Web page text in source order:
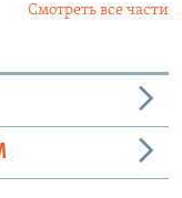
Смотреть все части